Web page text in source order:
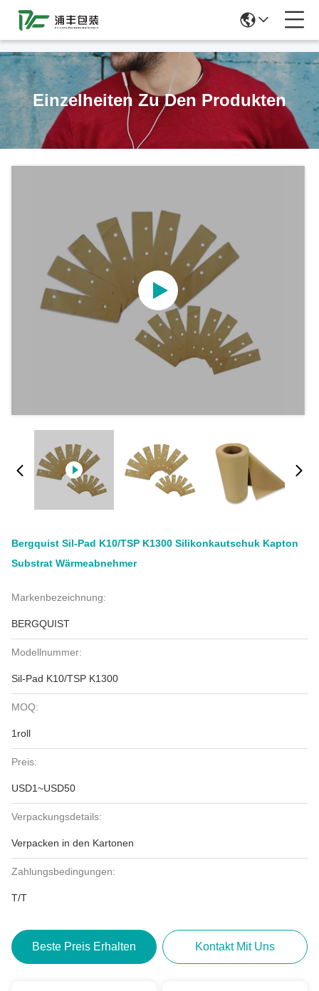
Einzelheiten Zu Den Produkten
Bergquist Sil-Pad K10/TSP K1300 Silikonkautschuk Kapton
Substrat Wärmeabnehmer
Markenbezeichnung:
BERGQUIST
Modellnummer:
Sil-Pad K10/TSP K1300
MOQ:
1roll
Preis:
USD1~USD50
Verpackungsdetails:
Verpacken in den Kartonen
Zahlungsbedingungen:
T/T
Beste Preis Erhalten Kontakt Mit Uns